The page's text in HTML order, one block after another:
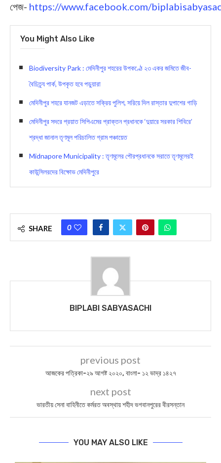
পেজ- https://www.facebook.com/
You Might Also Like
Biodiversity Park : মেদিনীপুর শহরের উপকণ্ঠে ২৩ একর জমিতে জীব-
বৈচিত্র্য পার্ক, উপকৃত হবে পড়ুয়ারা
মেদিনীপুর শহরে যানজট এড়াতে সক্রিয় পুলিশ, সরিয়ে দিল রাস্তার দুপাশের গাড়ি
মেদিনীপুর সদরে প্রয়াত সিপিএমের প্রাক্তন প্রধানকে ‘দুয়ারে সরকার শিবিরে’
শ্রদ্ধা জানাল তৃণমূল পরিচালিত গ্রাম পঞ্চায়েত
Midnapore Municipality : তৃণমূলের পৌরপ্রধানকে সরাতে তৃণমূলেরই
কাউন্সিলরদের বিক্ষোভ মেদিনীপুরে
SHARE 0
BIPLABI SABYASACHI
previous post
আজকের পত্রিকা-২৯ আগষ্ট ২০২০, বাংলা- ১২ ভাদ্র ১৪২৭
next post
ভারতীয় সেনা বাহিনীতে কর্মরত অবস্থায় শহীদ ভগবানপুরের বীরসন্তান
YOU MAY ALSO LIKE